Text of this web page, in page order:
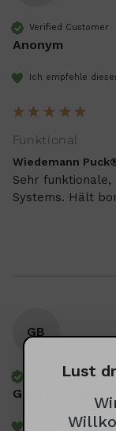
Verified Customer
Anonym
Ich empfehle
Funktional
Wiedemann
Sehr funktionale,
Systems. Hält
GB
Verified Customer
Günter Bauch
Ich empfehle
Lust